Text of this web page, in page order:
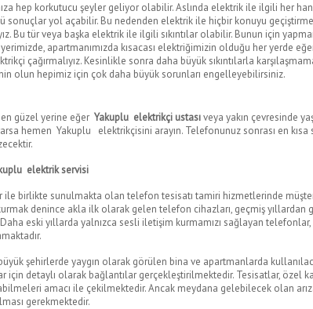
hep korkutucu şeyler geliyor olabilir. Aslında elektrik ile ilgili her
sonuçlar yol açabilir. Bu nedenden elektrik ile hiçbir konuyu
Bu tür veya başka elektrik ile ilgili sıkıntılar olabilir. Bunun için
apartmanımızda kısacası elektriğimizin olduğu her yerde
çağırmalıyız. Kesinlikle sonra daha büyük sıkıntılarla
olun hepimiz için çok daha büyük sorunları engelleyebilirsiniz.
güzel yerine eğer Yakuplu elektrikçi ustasıveya yakın çevresinde
hemen Yakuplu elektrikçisini arayın. Telefonunuz sonrası en
elektrik servisi
ile birlikte sunulmakta olan telefon tesisatı tamiri hizmetlerinde
denince akla ilk olarak gelen telefon cihazları, geçmiş yıllardan
Daha eski yıllarda yalnızca sesli iletişim kurmamızı sağlayan
şehirlerde yaygın olarak görülen bina ve apartmanlarda
için detaylı olarak bağlantılar gerçekleştirilmektedir. Tesisatlar, özel
amacı ile çekilmektedir. Ancak meydana gelebilecek olan
gerekmektedir.